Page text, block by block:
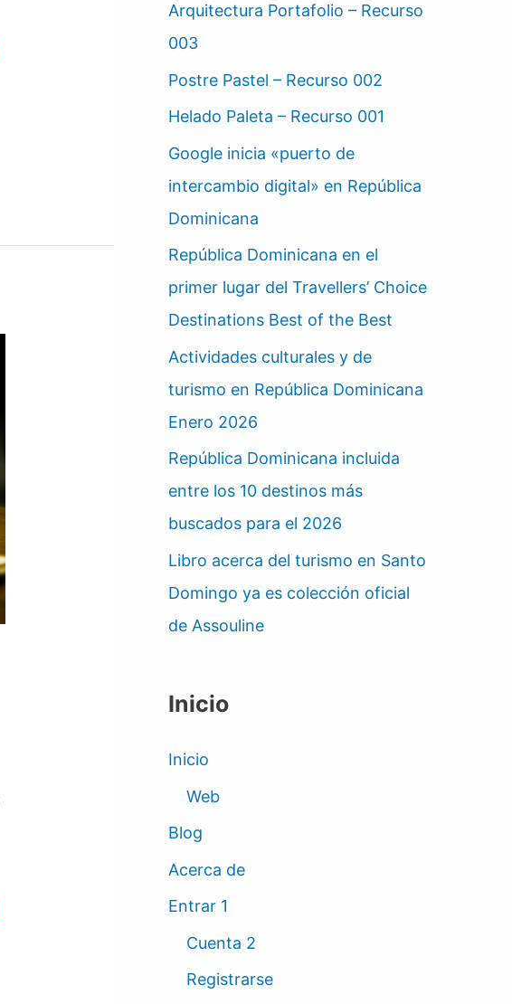
Arquitectura Portafolio – Recurso
003
Postre Pastel – Recurso 002
Helado Paleta – Recurso 001
Google inicia «puerto de
intercambio digital» en República
Dominicana
República Dominicana en el
primer lugar del Travellers’ Choice
Destinations Best of the Best
Actividades culturales y de
turismo en República Dominicana
Enero 2026
República Dominicana incluida
entre los 10 destinos más
buscados para el 2026
Libro acerca del turismo en Santo
Domingo ya es colección oficial
de Assouline
Inicio
Inicio
Web
Blog
Acerca de
Entrar 1
Cuenta 2
Registrarse